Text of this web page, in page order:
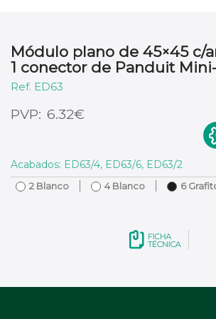
Módulo plano de 45×45 c/
1 conector de Panduit
6.32€
ED63
Acabados: ED63/4, ED63/6, ED63/2
2 Blanco 4 Blanco 6